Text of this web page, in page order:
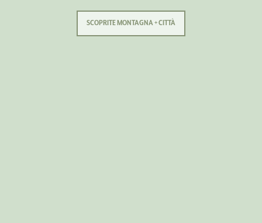
SCOPRITE MONTAGNA + CITTÀ